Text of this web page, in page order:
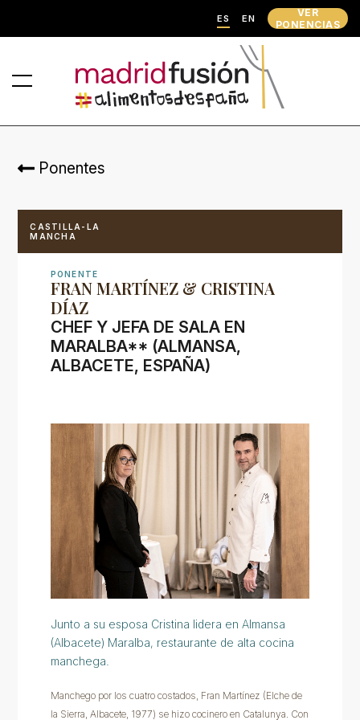
ES EN
VER
PONENCIAS
Ponentes
CASTILLA-LA
MANCHA
PONENTE
FRAN MARTÍNEZ & CRISTINA
DÍAZ
CHEF Y JEFA DE SALA EN
MARALBA** (ALMANSA,
ALBACETE, ESPAÑA)
Junto a su esposa Cristina lidera en Almansa
(Albacete) Maralba, restaurante de alta cocina
manchega.
Manchego por los cuatro costados, Fran Martínez (Elche de
la Sierra, Albacete, 1977) se hizo cocinero en Catalunya. Con